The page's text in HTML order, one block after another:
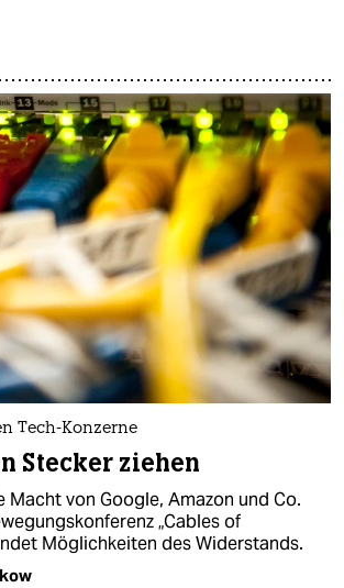
Tech-Konzerne
Stecker ziehen
Macht von Google, Amazon und Co.
„Cables of
Möglichkeiten des Widerstands.